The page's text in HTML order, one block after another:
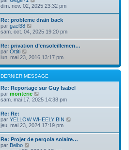
a
r
m
e
s
s
a
g
r
n
i
e
m
e
s
a
e
o
l
e
d
e
r
i
e
r
m
e
s
s
a
dim. nov. 02, 2025 23:32 pm
Re: probleme drain back
par gael38
o
l
e
d
e
r
n
i
e
r
m
e
s
a
sam. oct. 04, 2025 19:20 pm
Re: privation d’ensoleillemen…
par Ottiti
o
r
l
d
e
r
n
i
r
m
e
s
s
lun. mai 23, 2016 13:17 pm
DERNIER MESSAGE
Re: Reportage sur Guy Isabel
par monteric
o
e
d
e
r
sam. mai 17, 2025 14:38 pm
Re: Re:
par YELLOW WHEELY BIN
l
jeu. mai 23, 2024 17:19 pm
Re: Projet de pergola solaire…
par Beibo